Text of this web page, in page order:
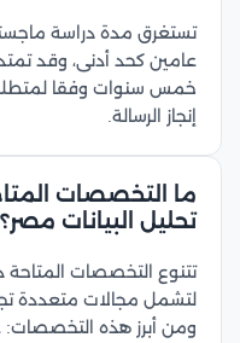
تستغرق مدة دراسة
عامين كحد أدنى، وقد
خمس سنوات وفقا
إنجاز الرسالة.
ما التخصصات
تحليل البيانات مصر؟
تتنوع التخصصات المتاحة
لتشمل مجالات متعددة
ومن أبرز هذه التخصصات: